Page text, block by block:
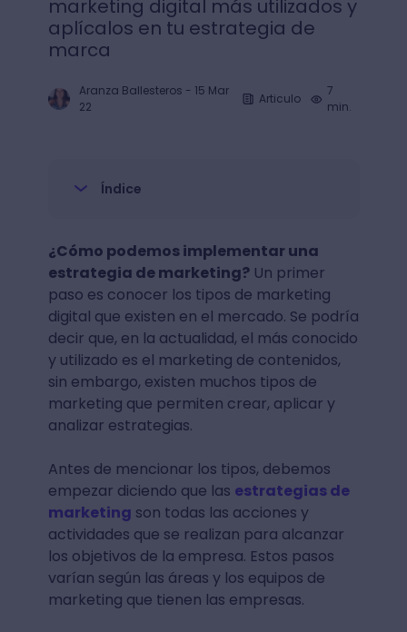
marketing digital más utilizados y
aplícalos en tu estrategia de
marca
Aranza Ballesteros - 15 Mar
22
Articulo
7
min.
Índice
¿Cómo podemos implementar una
estrategia de marketing?Un primer
paso es conocer los tipos de marketing
digital que existen en el mercado. Se podría
decir que, en la actualidad, el más conocido
y utilizado es el marketing de contenidos,
sin embargo, existen muchos tipos de
marketing que permiten crear, aplicar y
analizar estrategias.
Antes de mencionar los tipos, debemos
empezar diciendo que las estrategias de
marketing son todas las acciones y
actividades que se realizan para alcanzar
los objetivos de la empresa. Estos pasos
varían según las áreas y los equipos de
marketing que tienen las empresas.